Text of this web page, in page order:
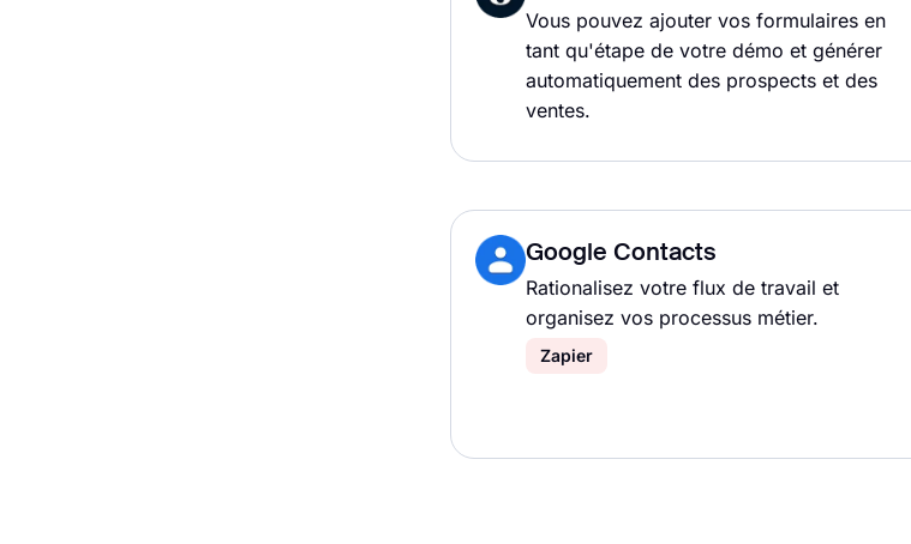
Vous pouvez ajouter vos formulaires en
tant qu'étape de votre démo et générer
automatiquement des prospects et des
ventes.
Google Contacts
Rationalisez votre flux de travail et
organisez vos processus métier.
Zapier